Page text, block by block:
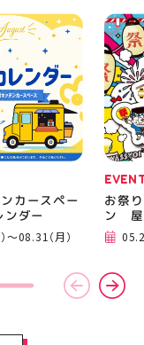
店カ
上で好
時間駐
～8F
シューズに
人気ラン
ズの最新作
・ 気にな
、店頭に足を
い！ スポ
ター一同、
しておりま
・ #ゼビオ
#福島美少
楓香
はプ
から
━━━━
郡山
BBQ
祭り
手ぶ
み #
ィナ
#夏の
カースペー
ンダー
～08.31（月）
お祭
ン 屋